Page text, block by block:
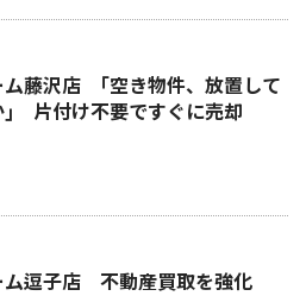
ム藤沢店 ｢空き物件、放置して
｣ 片付け不要ですぐに売却
ム逗子店 不動産買取を強化